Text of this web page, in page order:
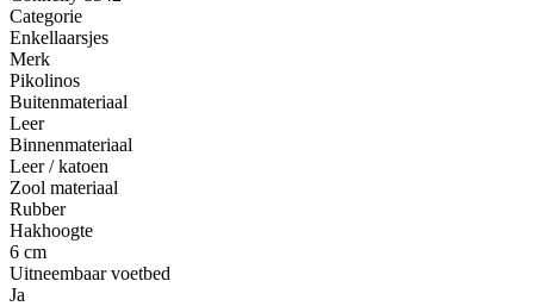
Categorie
Enkellaarsjes
Merk
Pikolinos
Buitenmateriaal
Leer
Binnenmateriaal
Leer / katoen
Zool materiaal
Rubber
Hakhoogte
6 cm
Uitneembaar voetbed
Ja